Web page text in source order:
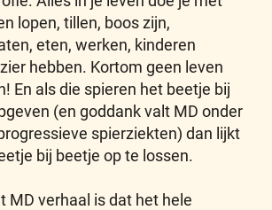
lopen, tillen, boos zijn,
eten, werken, kinderen
hebben. Kortom geen leven
En als die spieren het beetje bij
(en goddank valt MD onder
spierziekten) dan lijkt
bij beetje op te lossen.
MD verhaal is dat het hele